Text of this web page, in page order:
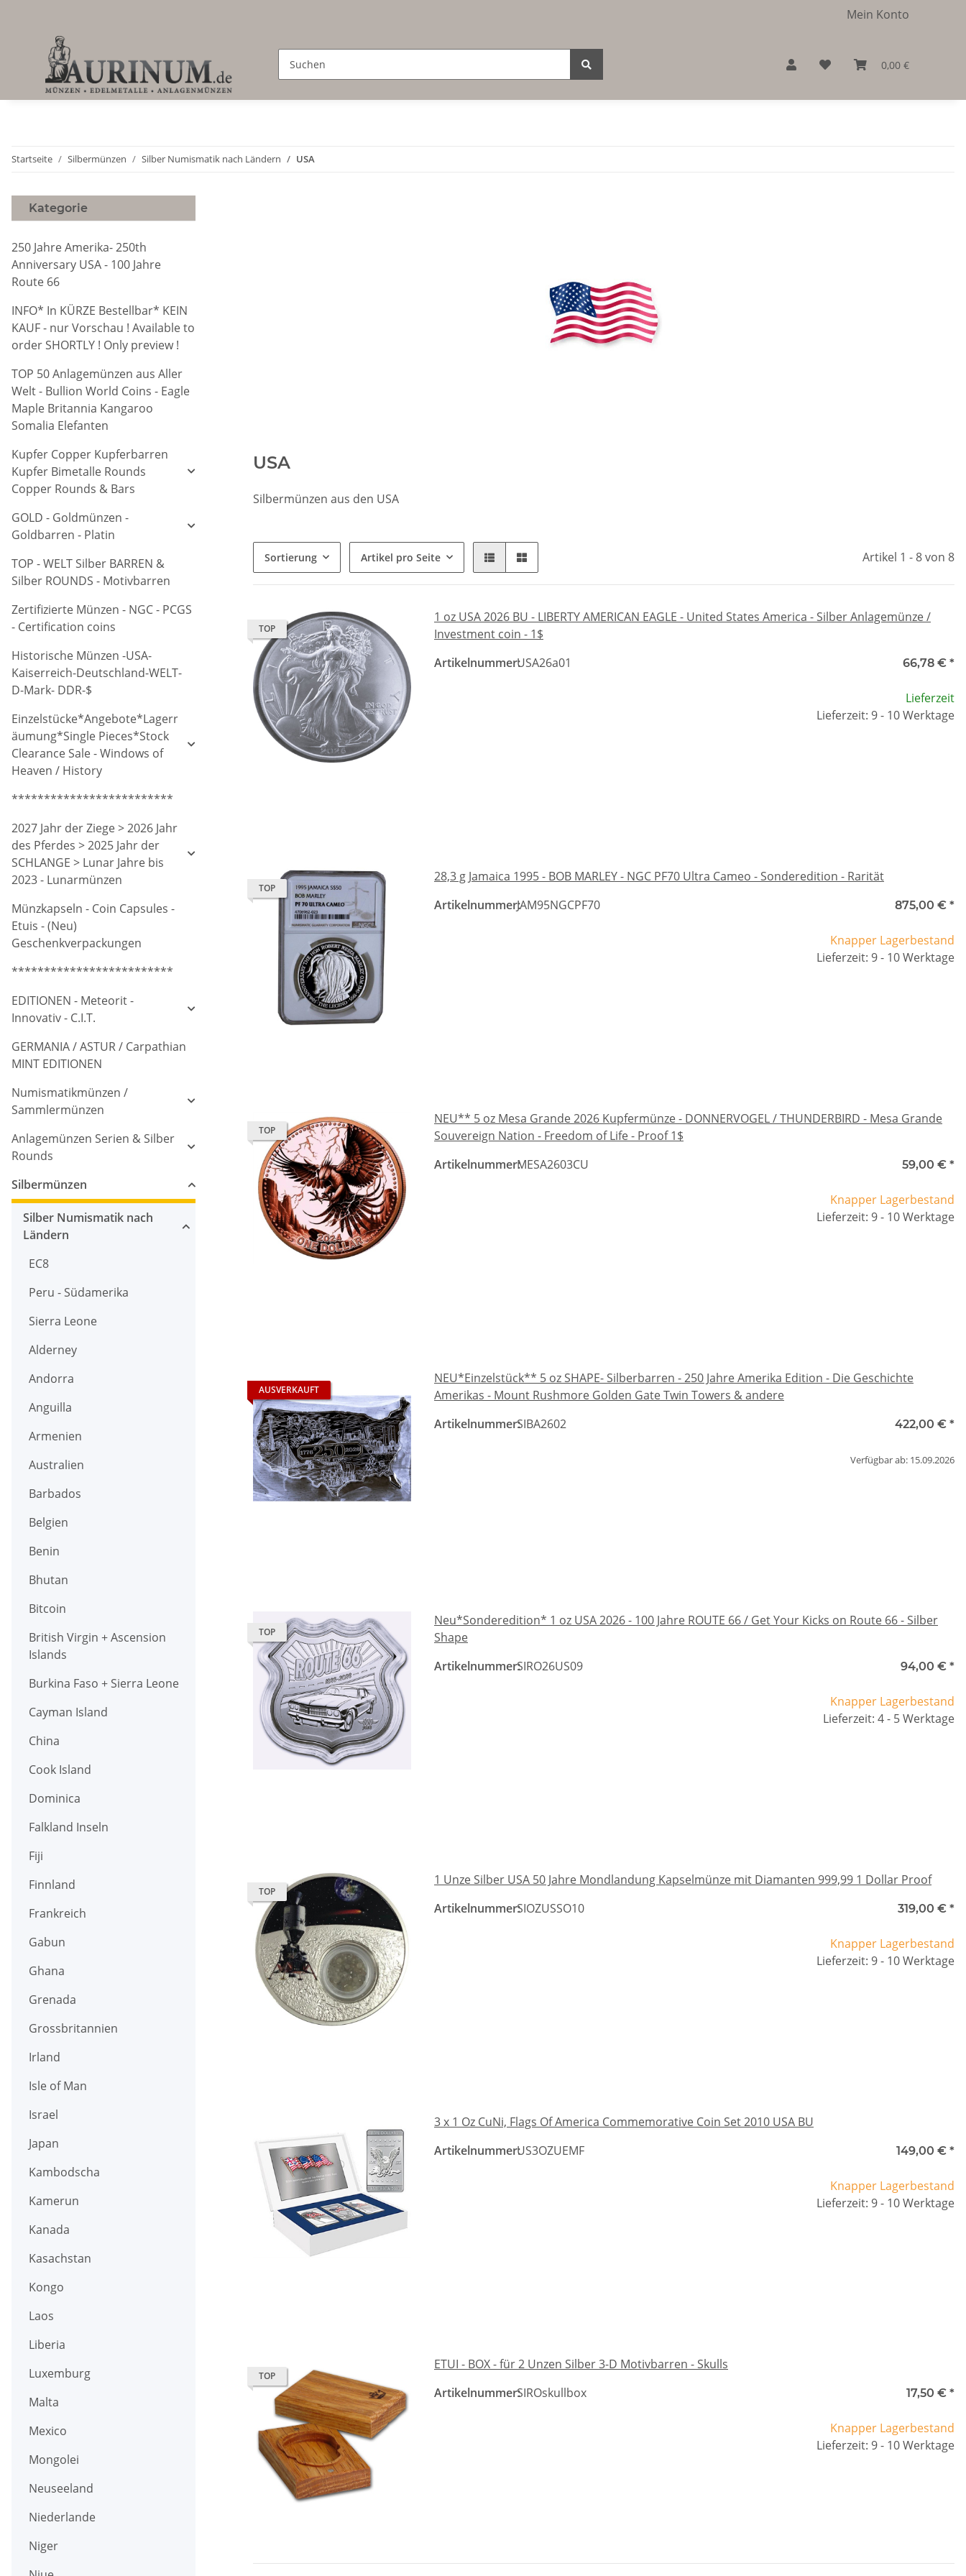
Mein Konto
0,00 €
Startseite Silbermünzen Silber Numismatik nach Ländern USA
USA
Silbermünzen aus den USA
Sortierung Artikel pro Seite Artikel 1 - 8 von 8
TOP
1 oz USA 2026 BU - LIBERTY AMERICAN EAGLE - United States America - Silber Anlagemünze /
Investment coin - 1$
Artikelnummer:USA26a01 66,78 € *
Lieferzeit
Lieferzeit: 9 - 10 Werktage
TOP
28,3 g Jamaica 1995 - BOB MARLEY - NGC PF70 Ultra Cameo - Sonderedition - Rarität
Artikelnummer:JAM95NGCPF70 875,00 € *
Knapper Lagerbestand
Lieferzeit: 9 - 10 Werktage
TOP
NEU** 5 oz Mesa Grande 2026 Kupfermünze - DONNERVOGEL / THUNDERBIRD - Mesa Grande
Souvereign Nation - Freedom of Life - Proof 1$
Artikelnummer:MESA2603CU 59,00 € *
Knapper Lagerbestand
Lieferzeit: 9 - 10 Werktage
AUSVERKAUFT
NEU*Einzelstück** 5 oz SHAPE- Silberbarren - 250 Jahre Amerika Edition - Die Geschichte
Amerikas - Mount Rushmore Golden Gate Twin Towers & andere
Artikelnummer:SIBA2602 422,00 € *
Verfügbar ab: 15.09.2026
TOP
Neu*Sonderedition* 1 oz USA 2026 - 100 Jahre ROUTE 66 / Get Your Kicks on Route 66 - Silber
Shape
Artikelnummer:SIRO26US09 94,00 € *
Knapper Lagerbestand
Lieferzeit: 4 - 5 Werktage
TOP
1 Unze Silber USA 50 Jahre Mondlandung Kapselmünze mit Diamanten 999,99 1 Dollar Proof
Artikelnummer:SIOZUSSO10 319,00 € *
Knapper Lagerbestand
Lieferzeit: 9 - 10 Werktage
3 x 1 Oz CuNi, Flags Of America Commemorative Coin Set 2010 USA BU
Artikelnummer:US3OZUEMF 149,00 € *
Knapper Lagerbestand
Lieferzeit: 9 - 10 Werktage
TOP
ETUI - BOX - für 2 Unzen Silber 3-D Motivbarren - Skulls
Artikelnummer:SIROskullbox 17,50 € *
Knapper Lagerbestand
Lieferzeit: 9 - 10 Werktage
Kategorie
250 Jahre Amerika- 250th
Anniversary USA - 100 Jahre
Route 66
INFO* In KÜRZE Bestellbar* KEIN
KAUF - nur Vorschau ! Available to
order SHORTLY ! Only preview !
TOP 50 Anlagemünzen aus Aller
Welt - Bullion World Coins - Eagle
Maple Britannia Kangaroo
Somalia Elefanten
Kupfer Copper Kupferbarren
Kupfer Bimetalle Rounds
Copper Rounds & Bars
GOLD - Goldmünzen -
Goldbarren - Platin
TOP - WELT Silber BARREN &
Silber ROUNDS - Motivbarren
Zertifizierte Münzen - NGC - PCGS
- Certification coins
Historische Münzen -USA-
Kaiserreich-Deutschland-WELT-
D-Mark- DDR-$
Einzelstücke*Angebote*Lagerr
äumung*Single Pieces*Stock
Clearance Sale - Windows of
Heaven / History
*************************
2027 Jahr der Ziege > 2026 Jahr
des Pferdes > 2025 Jahr der
SCHLANGE > Lunar Jahre bis
2023 - Lunarmünzen
Münzkapseln - Coin Capsules -
Etuis - (Neu)
Geschenkverpackungen
*************************
EDITIONEN - Meteorit -
Innovativ - C.I.T.
GERMANIA / ASTUR / Carpathian
MINT EDITIONEN
Numismatikmünzen /
Sammlermünzen
Anlagemünzen Serien & Silber
Rounds
Silbermünzen
Silber Numismatik nach
Ländern
EC8
Peru - Südamerika
Sierra Leone
Alderney
Andorra
Anguilla
Armenien
Australien
Barbados
Belgien
Benin
Bhutan
Bitcoin
British Virgin + Ascension
Islands
Burkina Faso + Sierra Leone
Cayman Island
China
Cook Island
Dominica
Falkland Inseln
Fiji
Finnland
Frankreich
Gabun
Ghana
Grenada
Grossbritannien
Irland
Isle of Man
Israel
Japan
Kambodscha
Kamerun
Kanada
Kasachstan
Kongo
Laos
Liberia
Luxemburg
Malta
Mexico
Mongolei
Neuseeland
Niederlande
Niger